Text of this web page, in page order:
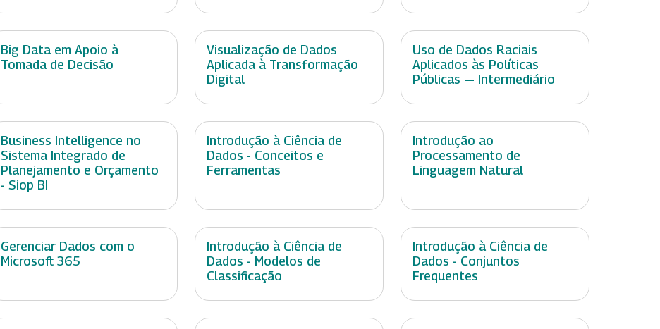
Big Data em Apoio à
Tomada de Decisão
Visualização de Dados
Aplicada à Transformação
Digital
Uso de Dados Raciais
Aplicados às Políticas
Públicas — Intermediário
Business Intelligence no
Sistema Integrado de
Planejamento e Orçamento
- Siop BI
Introdução à Ciência de
Dados - Conceitos e
Ferramentas
Introdução ao
Processamento de
Linguagem Natural
Gerenciar Dados com o
Microsoft 365
Introdução à Ciência de
Dados - Modelos de
Classificação
Introdução à Ciência de
Dados - Conjuntos
Frequentes